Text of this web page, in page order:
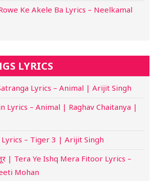
Ke Akele Ba Lyrics – Neelkamal
LYRICS
Lyrics – Animal | Arijit Singh
Lyrics – Animal | Raghav Chaitanya |
– Tiger 3 | Arijit Singh
| Tera Ye Ishq Mera Fitoor Lyrics –
Mohan